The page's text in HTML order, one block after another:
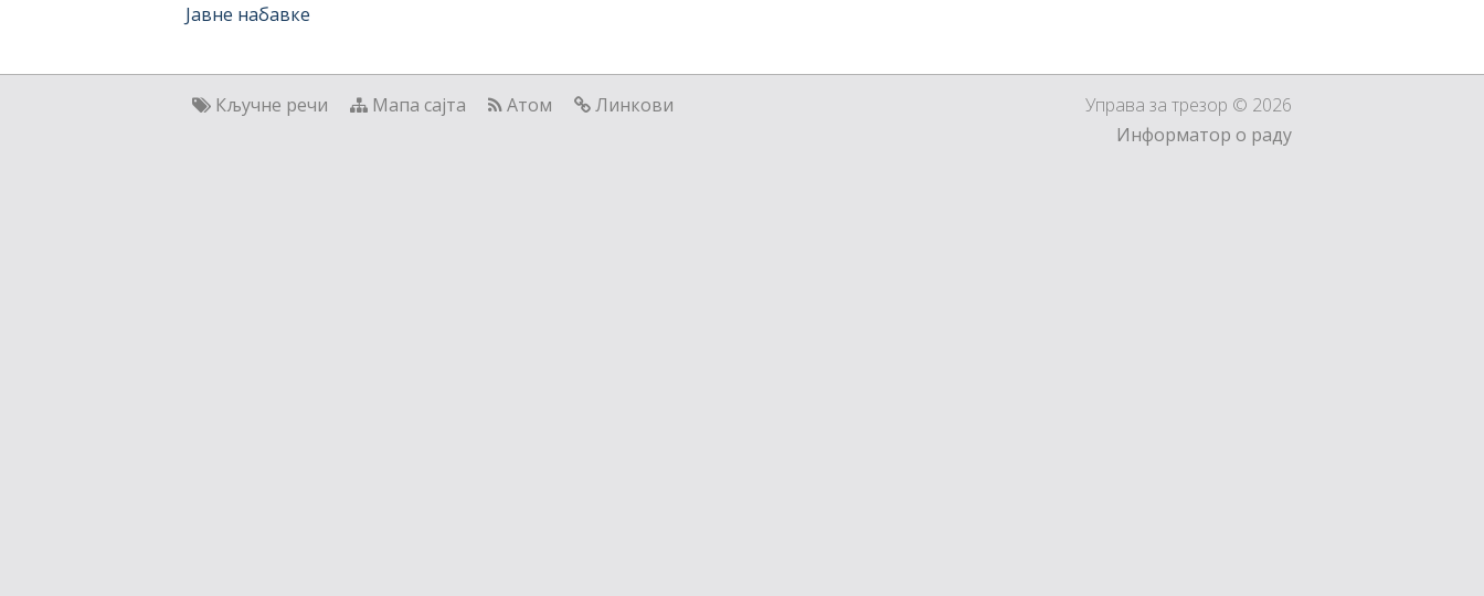
Јавне набавке
Кључне речи Мапа сајта Атом Линкови
Управа за трезор © 2026
Информатор о раду